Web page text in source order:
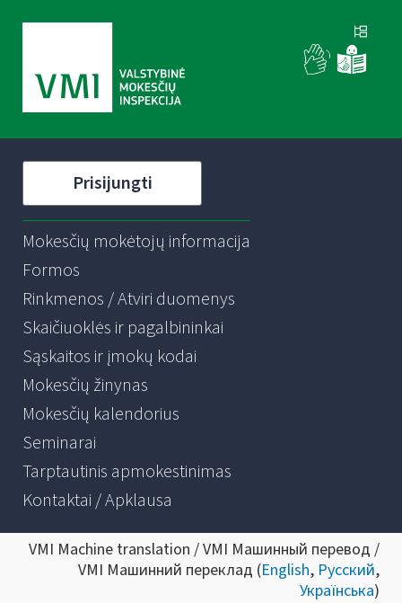
Prisijungti
Mokesčių mokėtojų informacija
Formos
Rinkmenos / Atviri duomenys
Skaičiuoklės ir pagalbininkai
Sąskaitos ir įmokų kodai
Mokesčių žinynas
Mokesčių kalendorius
Seminarai
Tarptautinis apmokestinimas
Kontaktai / Apklausa
VMI Machine translation / VMI Машинный перевод /
VMI Машинний переклад (English, Русский,
Українська)